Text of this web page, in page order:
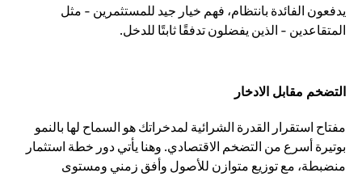
يدفعون الفائدة بانتظام، فهم خيار جيد للمستثمرين - مثل
المتقاعدين - الذين يفضلون تدفقًا ثابتًا للدخل.
التضخم مقابل الادخار
مفتاح استقرار القدرة الشرائية لمدخراتك هو السماح لها بالنمو
بوتيرة أسرع من التضخم الاقتصادي. وهنا يأتي دور خطة استثمار
منضبطة، مع توزيع متوازن للأصول وأفق زمني ومستوى